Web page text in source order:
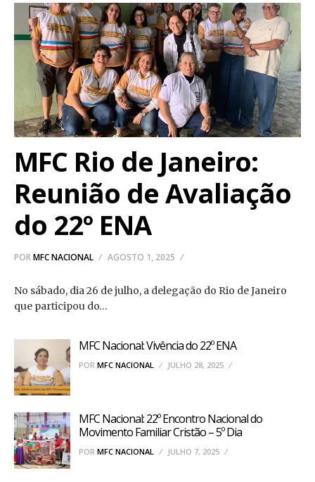
MFC Rio de Janeiro:
Reunião de Avaliação
do 22º ENA
PORMFC NACIONAL AGOSTO 1, 2025
No sábado, dia 26 de julho, a delegação do Rio de Janeiro
que participou do…
MFC Nacional: Vivência do 22º ENA
POR MFC NACIONAL JULHO 28, 2025
MFC Nacional: 22º Encontro Nacional do
Movimento Familiar Cristão – 5º Dia
POR MFC NACIONAL JULHO 7, 2025